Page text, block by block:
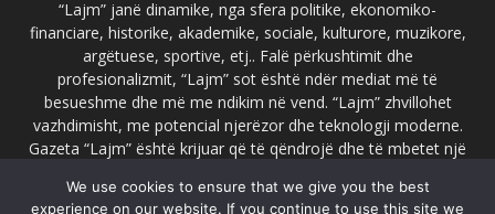
“Lajm” janë dinamike, nga sfera politike, ekonomiko-
financiare, historike, akademike, sociale, kulturore, muzikore,
argëtuese, sportive, etj.. Falë përkushtimit dhe
profesionalizmit, “Lajm” sot është ndër mediat më të
besueshme dhe më me ndikim në vend. “Lajm” zhvillohet
vazhdimisht, me potencial njerëzor dhe teknologji moderne.
Gazeta “Lajm” është krijuar që të qëndrojë dhe të mbetet një
faqja zyrtare e gazetës “Lajm”, www.lajmpress.org është një
We use cookies to ensure that we give you the best
experience on our website. If you continue to use this site we